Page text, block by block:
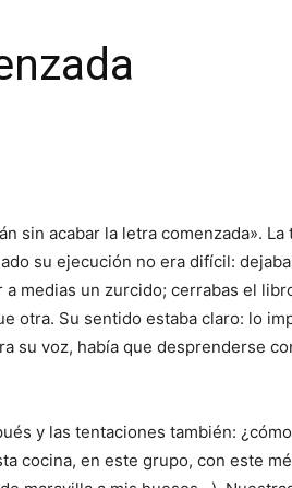
sin acabar la letra comenzada».
su ejecución no era difícil:
a medias un zurcido; cerrabas el
otra. Su sentido estaba claro: lo
su voz, había que desprenderse
y las tentaciones también:
cocina, en este grupo, con este